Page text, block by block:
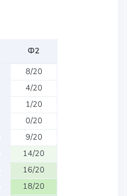
Ф2
8/20
4/20
1/20
0/20
9/20
14/20
16/20
18/20